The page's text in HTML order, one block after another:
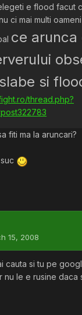
e flood facut
ci mai multi
ce arunca
si
thread.php?
fiti ma la aruncari?
15, 2008
cauta si tu pe
nu le e rusine daca